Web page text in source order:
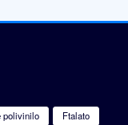
polivinilo
Ftalato